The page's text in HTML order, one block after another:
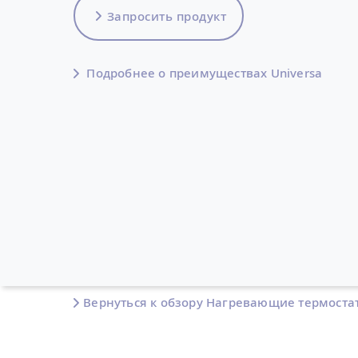
Запросить продукт
Подробнее о преимуществах Universa
Вернуться к обзору Нагревающие